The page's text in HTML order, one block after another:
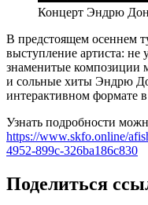
Концерт Эндрю
В предстоящем осеннем
выступление артиста: не
знаменитые композиции
и сольные хиты Эндрю
интерактивном формате
Узнать подробности
https://www.skfo.online/
4952-899c-326ba186c830
Поделиться